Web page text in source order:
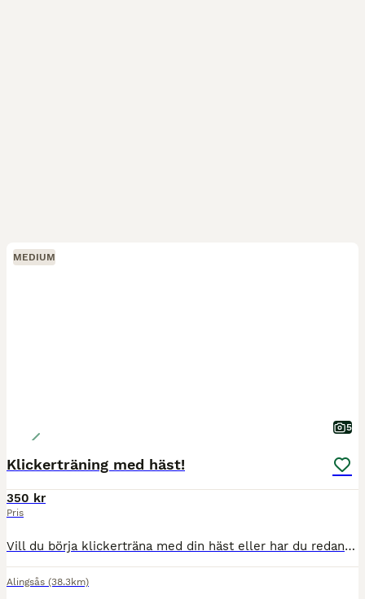
MEDIUM
5
Klickerträning med häst!
350 kr
Pris
Vill du börja klickerträna med din häst eller har du redan börjat? Jag kommer till dig! Jag har klickertränat hästar i 20 år och vet hur det är i början och hur det kan vara med de som är gamla i game
Alingsås (38.3km)